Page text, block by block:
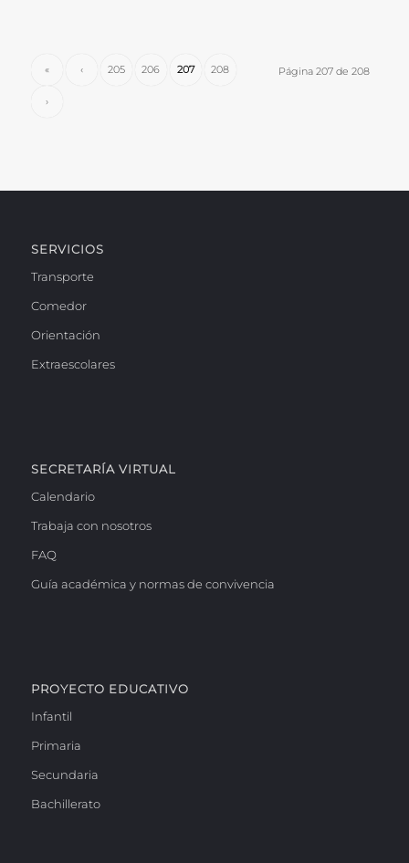
Página 207 de 208
« ‹ 205 206 207 208
›
SERVICIOS
Transporte
Comedor
Orientación
Extraescolares
SECRETARÍA VIRTUAL
Calendario
Trabaja con nosotros
FAQ
Guía académica y normas de convivencia
PROYECTO EDUCATIVO
Infantil
Primaria
Secundaria
Bachillerato